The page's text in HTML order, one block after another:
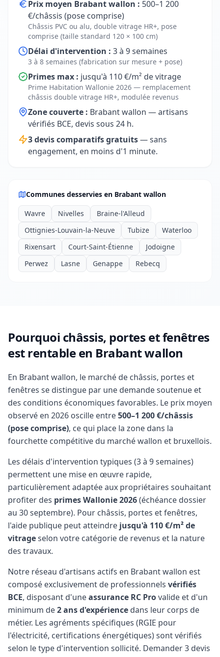
Prix moyen Brabant wallon : 500–1 200
€/châssis (pose comprise)
Châssis PVC ou alu, double vitrage HR+, pose
comprise (taille standard 120 × 100 cm)
Délai d'intervention : 3 à 9 semaines
3 à 8 semaines (fabrication sur mesure + pose)
Primes max : jusqu'à 110 €/m² de vitrage
Prime Habitation Wallonie 2026 — remplacement
châssis double vitrage HR+, modulée revenus
Zone couverte : Brabant wallon — artisans
vérifiés BCE, devis sous 24 h.
3 devis comparatifs gratuits— sans
engagement, en moins d'1 minute.
Communes desservies en Brabant wallon
Wavre Nivelles
Braine-l'Alleud
Ottignies-Louvain-la-Neuve
Tubize
Waterloo
Rixensart
Court-Saint-Étienne
Jodoigne
Perwez
Lasne Genappe Rebecq
Pourquoi châssis, portes et fenêtres
est rentable en Brabant wallon
En Brabant wallon, le marché de châssis, portes et
fenêtres se distingue par une demande soutenue et
des conditions économiques favorables. Le prix moyen
observé en 2026 oscille entre500–1 200 €/châssis
(pose comprise), ce qui place la zone dans la
fourchette compétitive du marché wallon et bruxellois.
Les délais d'intervention typiques (3 à 9 semaines)
permettent une mise en œuvre rapide,
particulièrement adaptée aux propriétaires souhaitant
profiter des primes Wallonie 2026(échéance dossier
au 30 septembre). Pour châssis, portes et fenêtres,
l'aide publique peut atteindre jusqu'à 110 €/m² de
vitrageselon votre catégorie de revenus et la nature
des travaux.
Notre réseau d'artisans actifs en Brabant wallon est
composé exclusivement de professionnels vérifiés
BCE, disposant d'uneassurance RC Provalide et d'un
minimum de2 ans d'expérience dans leur corps de
métier. Les agréments spécifiques (RGIE pour
l'électricité, certifications énergétiques) sont vérifiés
selon le type d'intervention sollicité. Demander 3 devis